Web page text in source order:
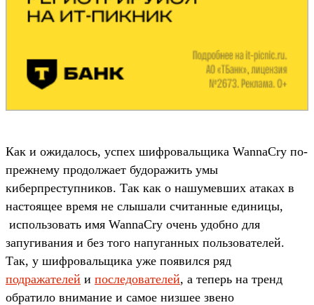
Как и ожидалось, успех шифровальщика WannaCry по-
прежнему продолжает будоражить умы
киберпреступников. Так как о нашумевших атаках в
настоящее время не слышали считанные единицы,
использовать имя WannaCry очень удобно для
запугивания и без того напуганных пользователей.
Так, у шифровальщика уже появился ряд
подражателей и последователей, а теперь на тренд
обратило внимание и самое низшее звено